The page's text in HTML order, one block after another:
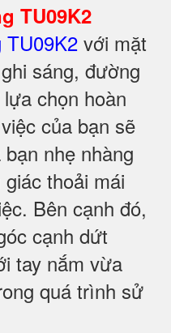
TU09K2
TU09K2 với mặt
sáng, đường
chọn hoàn
của bạn sẽ
nhẹ nhàng
thoải mái
Bên cạnh đó,
cạnh dứt
tay nắm vừa
quá trình sử